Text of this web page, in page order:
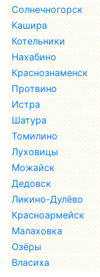
Солнечногорск
Кашира
Котельники
Нахабино
Краснознаменск
Протвино
Истра
Шатура
Томилино
Луховицы
Можайск
Дедовск
Ликино-Дулёво
Красноармейск
Малаховка
Озёры
Власиха